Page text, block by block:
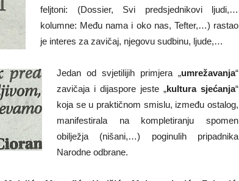
feljtoni: (Dossier, Svi predsjednikovi ljudi,…
kolumne: Među nama i oko nas, Tefter,…) rastao
je interes za zavičaj, njegovu sudbinu, ljude,…
Jedan od svjetilijih primjera „umrežavanja“
zavičaja i dijaspore jeste „kultura sjećanja“
koja se u praktičnom smislu, između ostalog,
manifestirala na kompletiranju spomen
obilježja (nišani,…) poginulih pripadnika
Narodne odbrane.